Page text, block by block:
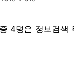
4명은 정보검색